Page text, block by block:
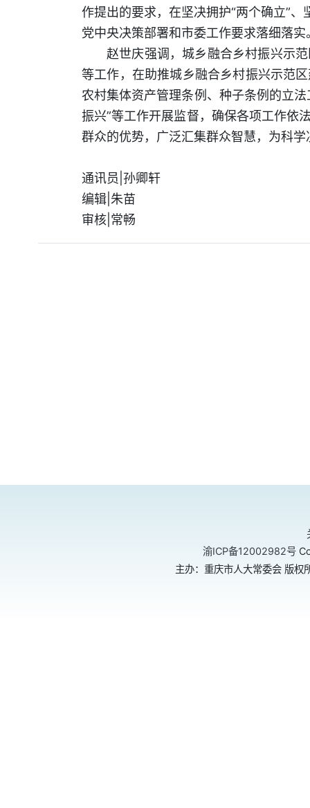
作提出的要求，在坚决拥护“两个确立”
党中央决策部署和市委工作要求落细落实
赵世庆强调，城乡融合乡村振兴示
等工作，在助推城乡融合乡村振兴示范
农村集体资产管理条例、种子条例的立
振兴”等工作开展监督，确保各项工作依
群众的优势，广泛汇集群众智慧，为科
通讯员|孙卿轩
编辑|朱苗
审核|常畅
渝ICP备12002982号
主办：重庆市人大常委会 版